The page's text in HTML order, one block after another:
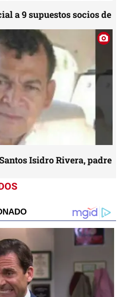
a 9 supuestos socios de
Isidro Rivera, padre